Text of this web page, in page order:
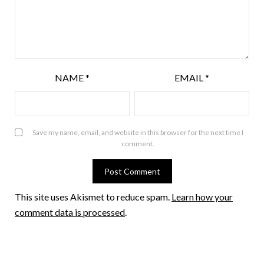
NAME* EMAIL*
Save my name, email, and website in this browser for the next time I
comment.
This site uses Akismet to reduce spam. Learn how your
comment data is processed.